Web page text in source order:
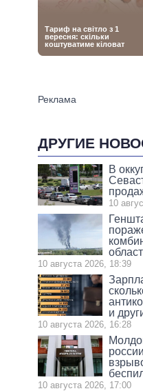
ДРУГИЕ
В
10
10 августа 2026, 18:39
и
10 августа 2026, 16:28
10 августа 2026, 17:00